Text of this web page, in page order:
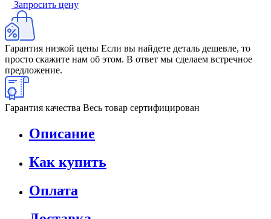
Запросить цену
Гарантия низкой цены Если вы найдете деталь дешевле, то
просто скажите нам об этом. В ответ мы сделаем встречное
предложение.
Гарантия качества Весь товар сертифицирован
Описание
Как купить
Оплата